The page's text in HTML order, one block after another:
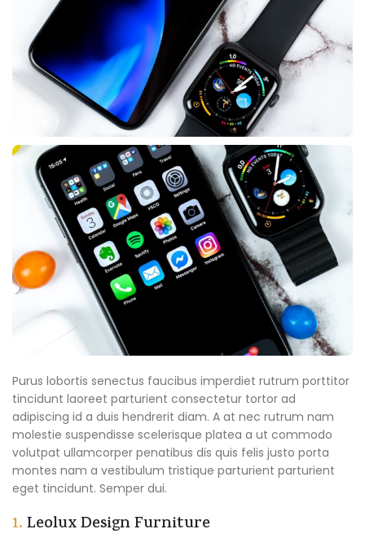
Purus lobortis senectus faucibus imperdiet rutrum porttitor
tincidunt laoreet parturient consectetur tortor ad
adipiscing id a duis hendrerit diam. A at nec rutrum nam
molestie suspendisse scelerisque platea a ut commodo
volutpat ullamcorper penatibus dis quis felis justo porta
montes nam a vestibulum tristique parturient parturient
eget tincidunt. Semper dui.
1.Leolux Design Furniture